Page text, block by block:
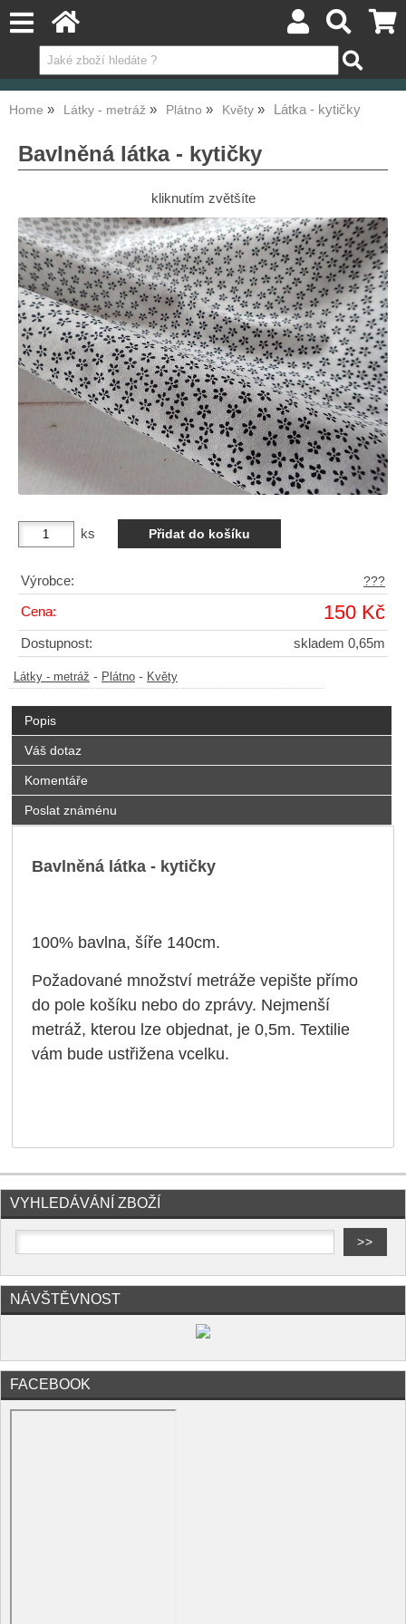
Home Látky - metráž Plátno Květy Látka - kytičky
Bavlněná látka - kytičky
kliknutím zvětšíte
ks
Výrobce: ???
Cena: 150 Kč
Dostupnost: skladem 0,65m
Látky - metráž - Plátno - Květy
Popis
Váš dotaz
Komentáře
Poslat známénu
Bavlněná látka - kytičky
100% bavlna, šíře 140cm.
Požadované množství metráže vepište přímo
do pole košíku nebo do zprávy. Nejmenší
metráž, kterou lze objednat, je 0,5m. Textilie
vám bude ustřižena vcelku.
VYHLEDÁVÁNÍ ZBOŽÍ
NÁVŠTĚVNOST
FACEBOOK